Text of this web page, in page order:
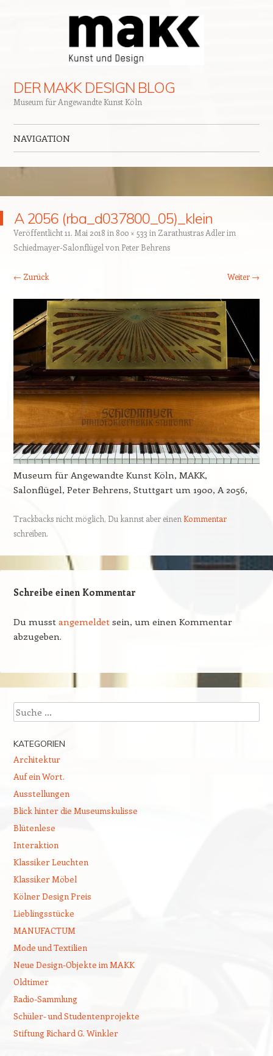
DER MAKK DESIGN BLOG
Museum für Angewandte Kunst Köln
NAVIGATION
A 2056 (rba_d037800_05)_klein
Veröffentlicht11. Mai 2018 in 800 × 533 in Zarathustras Adler im
Schiedmayer-Salonflügel von Peter Behrens
← Zurück Weiter →
Museum für Angewandte Kunst Köln, MAKK,
Salonflügel, Peter Behrens, Stuttgart um 1900, A 2056,
Trackbacks nicht möglich, Du kannst aber einen Kommentar
schreiben.
Schreibe einen Kommentar
Du musst angemeldet sein, um einen Kommentar
abzugeben.
Suchen
KATEGORIEN
Architektur
Auf ein Wort.
Ausstellungen
Blick hinter die Museumskulisse
Blütenlese
Interaktion
Klassiker Leuchten
Klassiker Möbel
Kölner Design Preis
Lieblingsstücke
MANUFACTUM
Mode und Textilien
Neue Design-Objekte im MAKK
Oldtimer
Radio-Sammlung
Schüler- und Studentenprojekte
Stiftung Richard G. Winkler